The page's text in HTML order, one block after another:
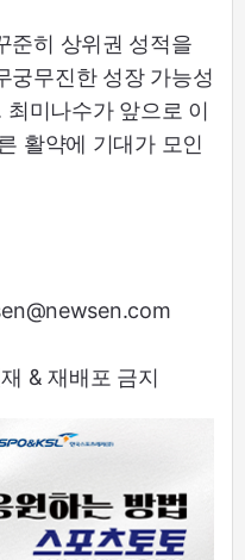
준히 상위권 성적을
궁무진한 성장 가능성
미나수가 앞으로 이
활약에 기대가 모인
& 재배포 금지